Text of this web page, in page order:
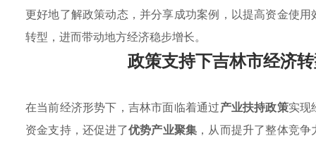
更好地了解政策动态，并分享成功案例，以提高资金使
转型，进而带动地方经济稳步增长。
政策支持下吉林市经济
在当前经济形势下，吉林市面临着通过产业扶持政策实现
资金支持，还促进了优势产业聚集 ，从而提升了整体竞